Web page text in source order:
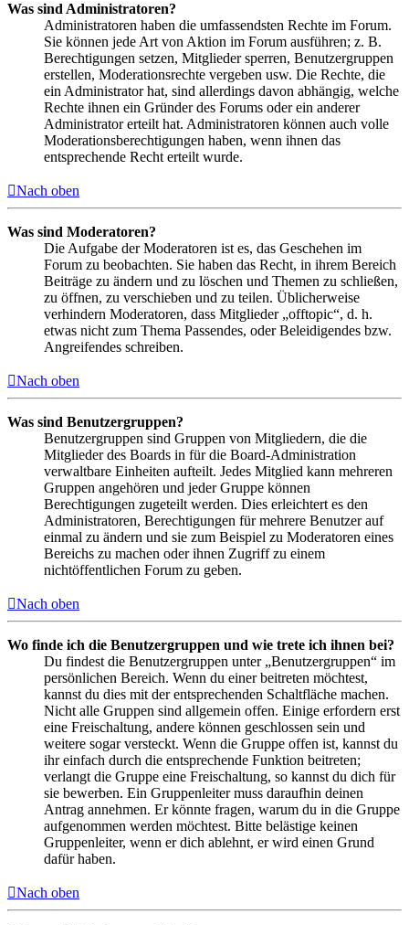
Was sind Administratoren?
Administratoren haben die umfassendsten Rechte im Forum.
Sie können jede Art von Aktion im Forum ausführen; z. B.
Berechtigungen setzen, Mitglieder sperren, Benutzergruppen
erstellen, Moderationsrechte vergeben usw. Die Rechte, die
ein Administrator hat, sind allerdings davon abhängig, welche
Rechte ihnen ein Gründer des Forums oder ein anderer
Administrator erteilt hat. Administratoren können auch volle
Moderationsberechtigungen haben, wenn ihnen das
entsprechende Recht erteilt wurde.
Nach oben
Was sind Moderatoren?
Die Aufgabe der Moderatoren ist es, das Geschehen im
Forum zu beobachten. Sie haben das Recht, in ihrem Bereich
Beiträge zu ändern und zu löschen und Themen zu schließen,
zu öffnen, zu verschieben und zu teilen. Üblicherweise
verhindern Moderatoren, dass Mitglieder „offtopic“, d. h.
etwas nicht zum Thema Passendes, oder Beleidigendes bzw.
Angreifendes schreiben.
Nach oben
Was sind Benutzergruppen?
Benutzergruppen sind Gruppen von Mitgliedern, die die
Mitglieder des Boards in für die Board-Administration
verwaltbare Einheiten aufteilt. Jedes Mitglied kann mehreren
Gruppen angehören und jeder Gruppe können
Berechtigungen zugeteilt werden. Dies erleichtert es den
Administratoren, Berechtigungen für mehrere Benutzer auf
einmal zu ändern und sie zum Beispiel zu Moderatoren eines
Bereichs zu machen oder ihnen Zugriff zu einem
nichtöffentlichen Forum zu geben.
Nach oben
Wo finde ich die Benutzergruppen und wie trete ich ihnen bei?
Du findest die Benutzergruppen unter „Benutzergruppen“ im
persönlichen Bereich. Wenn du einer beitreten möchtest,
kannst du dies mit der entsprechenden Schaltfläche machen.
Nicht alle Gruppen sind allgemein offen. Einige erfordern erst
eine Freischaltung, andere können geschlossen sein und
weitere sogar versteckt. Wenn die Gruppe offen ist, kannst du
ihr einfach durch die entsprechende Funktion beitreten;
verlangt die Gruppe eine Freischaltung, so kannst du dich für
sie bewerben. Ein Gruppenleiter muss daraufhin deinen
Antrag annehmen. Er könnte fragen, warum du in die Gruppe
aufgenommen werden möchtest. Bitte belästige keinen
Gruppenleiter, wenn er dich ablehnt, er wird einen Grund
dafür haben.
Nach oben